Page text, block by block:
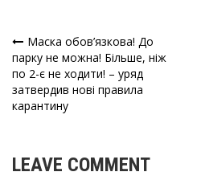
Навігація
записів
Маска обов’язкова! До
парку не можна! Більше, ніж
по 2-є не ходити! – уряд
затвердив нові правила
карантину
LEAVE COMMENT